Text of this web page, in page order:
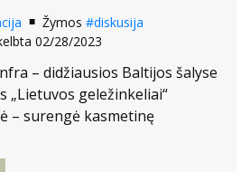
Žymos #diskusija
02/28/2023
– didžiausios Baltijos šalyse
„Lietuvos geležinkeliai“
– surengė kasmetinę